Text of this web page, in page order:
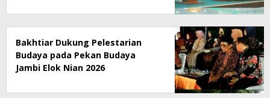
Bakhtiar Dukung Pelestarian
Budaya pada Pekan Budaya
Jambi Elok Nian 2026